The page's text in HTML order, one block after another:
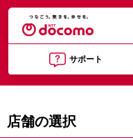
サポート
店舗の選択